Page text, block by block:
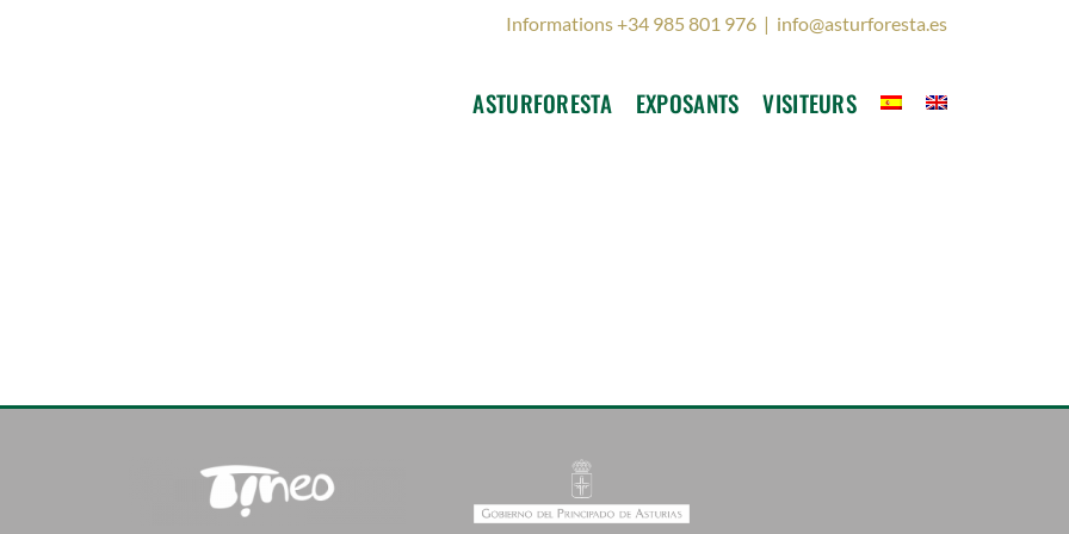
Informations +34 985 801 976 | info@asturforesta.es
ASTURFORESTA EXPOSANTS VISITEURS